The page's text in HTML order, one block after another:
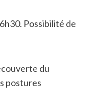
Possibilité de
du
postures